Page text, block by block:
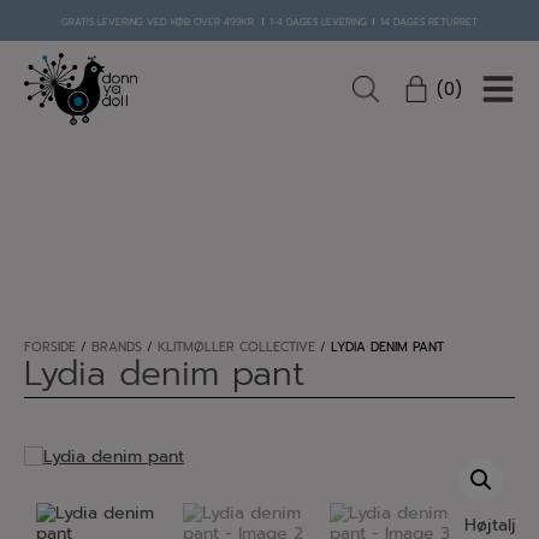
indholdet
GRATIS LEVERING VED KØB OVER 499KR. 1-4 DAGES LEVERING 14 DAGES RETURRET
0
FORSIDE / BRANDS / KLITMØLLER COLLECTIVE / LYDIA DENIM PANT
Lydia denim pant